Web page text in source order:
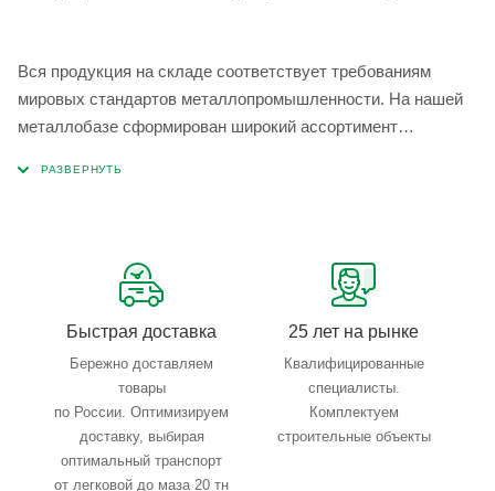
Вся продукция на складе соответствует требованиям
мировых стандартов металлопромышленности. На нашей
металлобазе сформирован широкий ассортимент
Быстрая доставка
Бережно доставляем
товары
по России. Оптимизируем
доставку, выбирая
оптимальный транспорт
от легковой до маза 20 тн
25 лет на рынке
Квалифицированные
специалисты.
Комплектуем
строительные объекты